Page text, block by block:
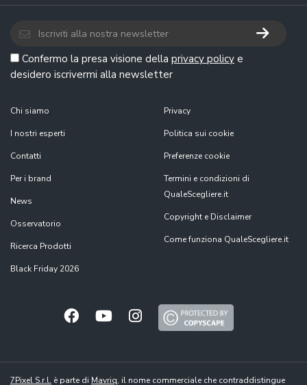
Confermo la presa visione della privacy policy e
desidero iscrivermi alla newsletter
Chi siamo
I nostri esperti
Contatti
Per i brand
News
Osservatorio
Ricerca Prodotti
Black Friday 2026
Privacy
Politica sui cookie
Preferenze cookie
Termini e condizioni di
QualeScegliere.it
Copyright e Disclaimer
Come funziona QualeScegliere.it
7Pixel S.r.l. è parte di Mavriq, il nome commerciale che contraddistingue